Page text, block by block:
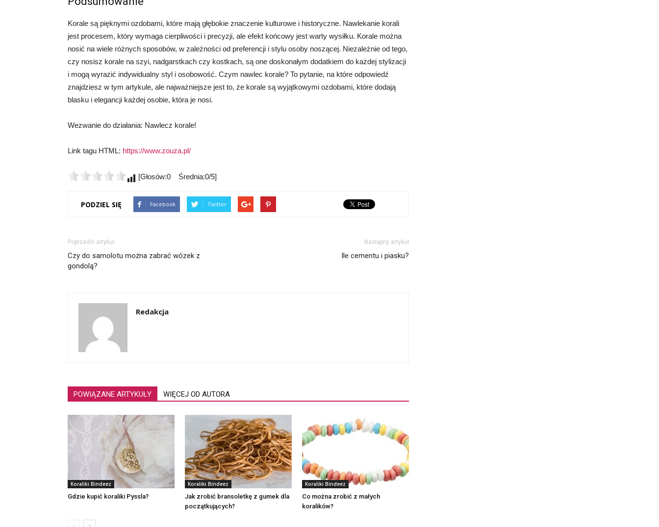
Korale są pięknymi ozdobami, które mają głębokie znaczenie kulturowe i historyczne. Nawlekanie korali
jest procesem, który wymaga cierpliwości i precyzji, ale efekt końcowy jest warty wysiłku. Korale można
nosić na wiele różnych sposobów, w zależności od preferencji i stylu osoby noszącej. Niezależnie od tego,
czy nosisz korale na szyi, nadgarstkach czy kostkach, są one doskonałym dodatkiem do każdej stylizacji
i mogą wyrazić indywidualny styl i osobowość. Czym nawlec korale? To pytanie, na które odpowiedź
znajdziesz w tym artykule, ale najważniejsze jest to, że korale są wyjątkowymi ozdobami, które dodają
blasku i elegancji każdej osobie, która je nosi.
Wezwanie do działania: Nawlecz korale!
Link tagu HTML: https://www.zouza.pl/
[Głosów:0 Średnia:0/5]
PODZIEL SIĘ Facebook Twitter
Poprzedni artykuł
Czy do samolotu można zabrać wózek z
gondolą?
Następny artykuł
Ile cementu i piasku?
Redakcja
POWIĄZANE ARTYKUŁY WIĘCEJ OD AUTORA
Koraliki Bindeez
Gdzie kupić koraliki Pyssla?
Koraliki Bindeez
Jak zrobić bransoletkę z gumek dla
początkujących?
Koraliki Bindeez
Co można zrobić z małych
koralików?